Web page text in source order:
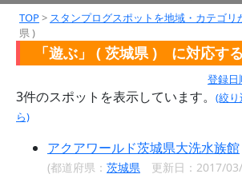
TOP> スタンプログスポットを地域・カテゴリ
県 )
「遊ぶ」 ( 茨城県 ) に対応す
登録日
3件のスポットを表示しています。
(絞
ら)
アクアワールド茨城県大洗水族館
(都道府県： 茨城県 更新日：2017/